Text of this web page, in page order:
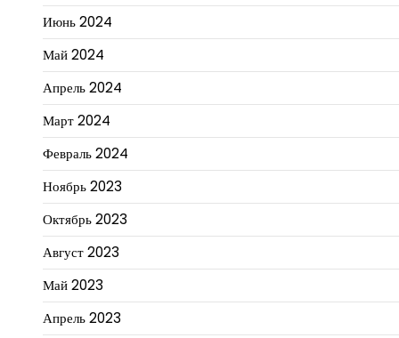
Июнь 2024
Май 2024
Апрель 2024
Март 2024
Февраль 2024
Ноябрь 2023
Октябрь 2023
Август 2023
Май 2023
Апрель 2023